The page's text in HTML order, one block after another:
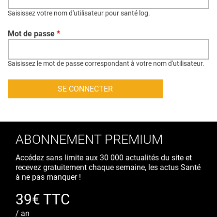
CONTACT
CRÉDITS
Saisissez votre nom d'utilisateur pour santé log.
Mot de passe *
Saisissez le mot de passe correspondant à votre nom d'utilisateur.
ABONNEMENT PREMIUM
Accédez sans limite aux 30 000 actualités du site et
recevez gratuitement chaque semaine, les actus Santé
à ne pas manquer !
39€ TTC
/ an